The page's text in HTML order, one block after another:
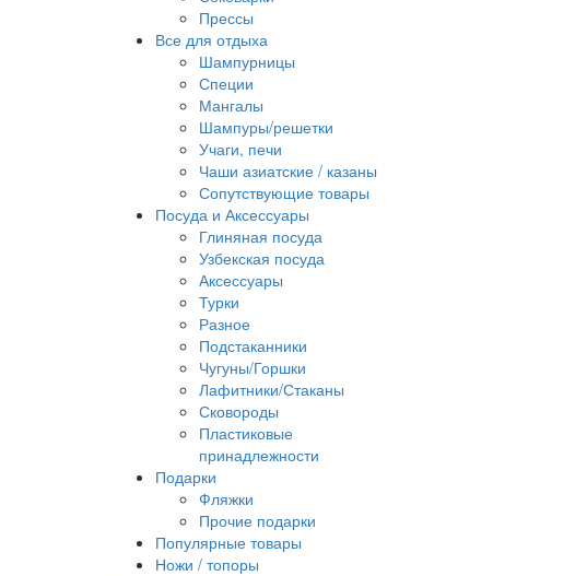
Прессы
Все для отдыха
Шампурницы
Специи
Мангалы
Шампуры/решетки
Учаги, печи
Чаши азиатские / казаны
Сопутствующие товары
Посуда и Аксессуары
Глиняная посуда
Узбекская посуда
Аксессуары
Турки
Разное
Подстаканники
Чугуны/Горшки
Лафитники/Стаканы
Сковороды
Пластиковые
принадлежности
Подарки
Фляжки
Прочие подарки
Популярные товары
Ножи / топоры